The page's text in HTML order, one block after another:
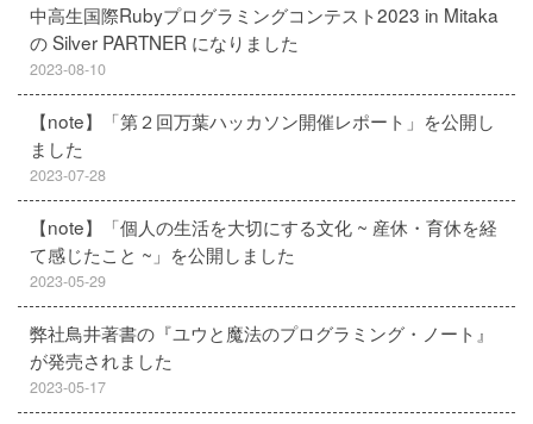
中高生国際Rubyプログラミングコンテスト2023 in Mitaka
の Silver PARTNER になりました
2023-08-10
【note】「第２回万葉ハッカソン開催レポート」を公開し
ました
2023-07-28
【note】「個人の生活を大切にする文化 ~ 産休・育休を経
て感じたこと ~」を公開しました
2023-05-29
弊社鳥井著書の『ユウと魔法のプログラミング・ノート』
が発売されました
2023-05-17